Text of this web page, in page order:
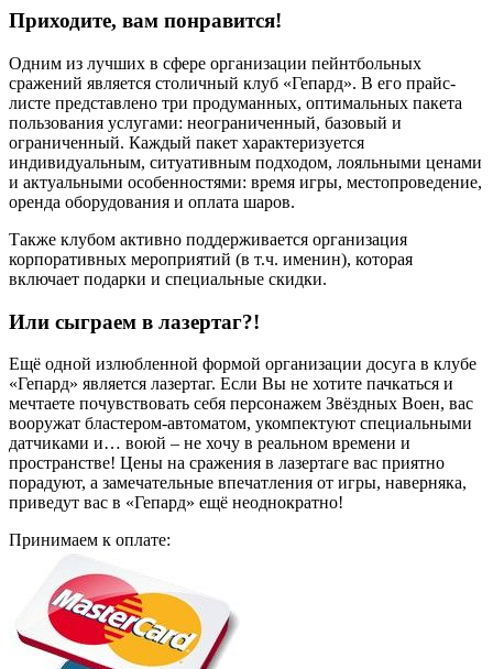
Приходите, вам понравится!
Одним из лучших в сфере организации пейнтбольных
сражений является столичный клуб «Гепард». В его прайс-
листе представлено три продуманных, оптимальных пакета
пользования услугами: неограниченный, базовый и
ограниченный. Каждый пакет характеризуется
индивидуальным, ситуативным подходом, лояльными ценами
и актуальными особенностями: время игры, местопроведение,
оренда оборудования и оплата шаров.
Также клубом активно поддерживается организация
корпоративных мероприятий (в т.ч. именин), которая
включает подарки и специальные скидки.
Или сыграем в лазертаг?!
Ещё одной излюбленной формой организации досуга в клубе
«Гепард» является лазертаг. Если Вы не хотите пачкаться и
мечтаете почувствовать себя персонажем Звёздных Воен, вас
вооружат бластером-автоматом, укомпектуют специальными
датчиками и… воюй – не хочу в реальном времени и
пространстве! Цены на сражения в лазертаге вас приятно
порадуют, а замечательные впечатления от игры, наверняка,
приведут вас в «Гепард» ещё неоднократно!
Принимаем к оплате: